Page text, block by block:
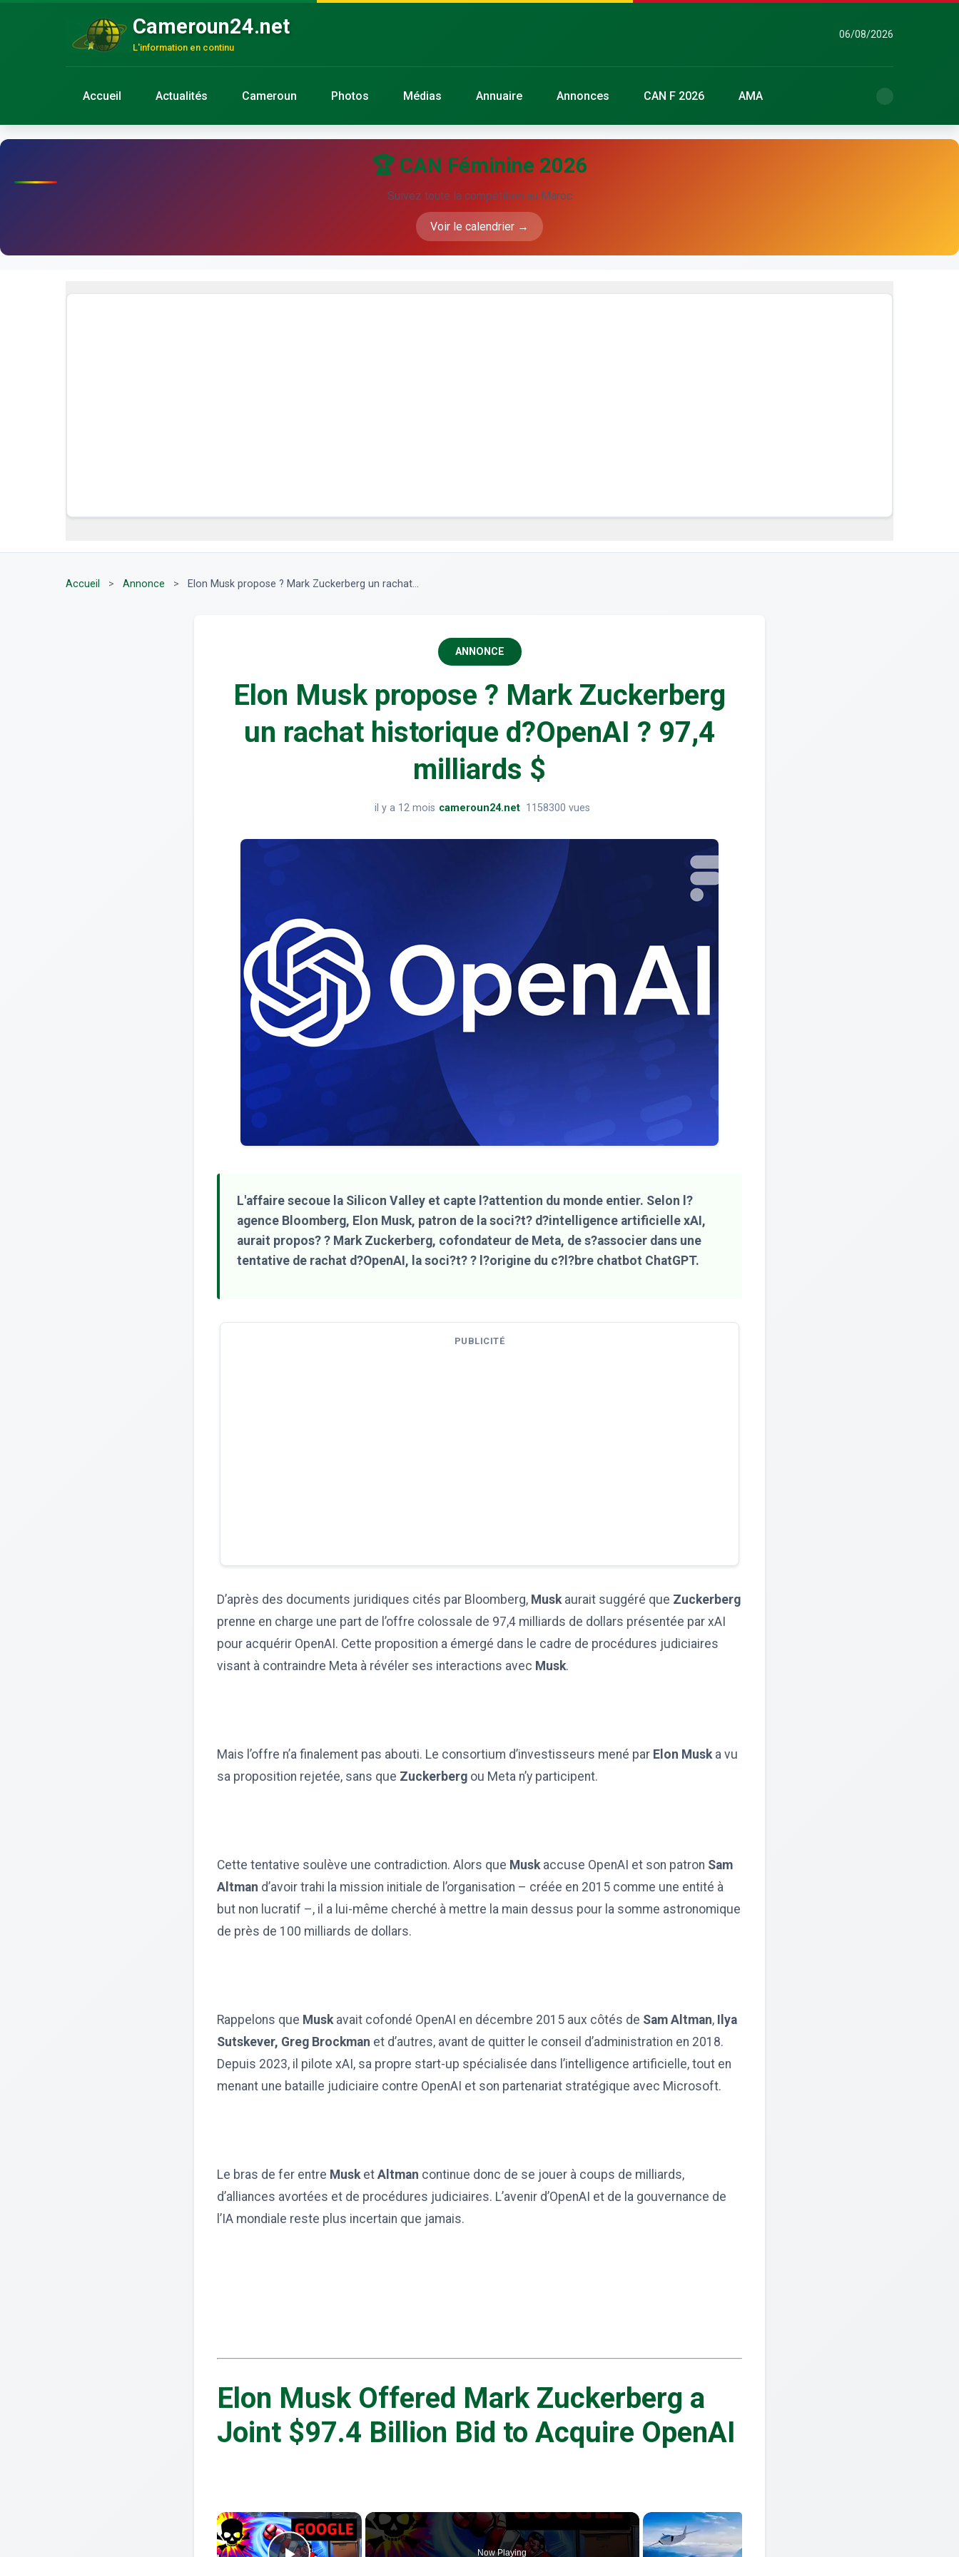
Cameroun24.net
L'information en continu
06/08/2026
Accueil Actualités Cameroun Photos Médias Annuaire Annonces CAN F 2026 AMA
🏆 CAN Féminine 2026
Suivez toute la compétition au Maroc
Voir le calendrier →
Accueil > Annonce > Elon Musk propose ? Mark Zuckerberg un rachat...
ANNONCE
Elon Musk propose ? Mark Zuckerberg
un rachat historique d?OpenAI ? 97,4
milliards $
il y a 12 mois cameroun24.net 1158300 vues
L'affaire secoue la Silicon Valley et capte l?attention du monde entier. Selon l?
agence Bloomberg, Elon Musk, patron de la soci?t? d?intelligence artificielle xAI,
aurait propos? ? Mark Zuckerberg, cofondateur de Meta, de s?associer dans une
tentative de rachat d?OpenAI, la soci?t? ? l?origine du c?l?bre chatbot ChatGPT.
PUBLICITÉ
D’après des documents juridiques cités par Bloomberg, Musk aurait suggéré que Zuckerberg
prenne en charge une part de l’offre colossale de 97,4 milliards de dollars présentée par xAI
pour acquérir OpenAI. Cette proposition a émergé dans le cadre de procédures judiciaires
visant à contraindre Meta à révéler ses interactions avec Musk.
Mais l’offre n’a finalement pas abouti. Le consortium d’investisseurs mené par Elon Muska vu
sa proposition rejetée, sans que Zuckerberg ou Meta n’y participent.
Cette tentative soulève une contradiction. Alors que Musk accuse OpenAI et son patron Sam
Altman d’avoir trahi la mission initiale de l’organisation – créée en 2015 comme une entité à
but non lucratif –, il a lui-même cherché à mettre la main dessus pour la somme astronomique
de près de 100 milliards de dollars.
Rappelons que Musk avait cofondé OpenAI en décembre 2015 aux côtés de Sam Altman,
Ilya
Sutskever, Greg Brockman et d’autres, avant de quitter le conseil d’administration en 2018.
Depuis 2023, il pilote xAI, sa propre start-up spécialisée dans l’intelligence artificielle, tout en
menant une bataille judiciaire contre OpenAI et son partenariat stratégique avec Microsoft.
Le bras de fer entre Musk et Altman continue donc de se jouer à coups de milliards,
d’alliances avortées et de procédures judiciaires. L’avenir d’OpenAI et de la gouvernance de
l’IA mondiale reste plus incertain que jamais.
Elon Musk Offered Mark Zuckerberg a
Joint $97.4 Billion Bid to Acquire OpenAI
×
Now Playing